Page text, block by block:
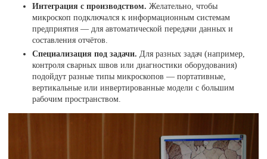
Интеграция с производством. Желательно, чтобы
микроскоп подключался к информационным системам
предприятия — для автоматической передачи данных и
составления отчётов.
Специализация под задачи. Для разных задач (например,
контроля сварных швов или диагностики оборудования)
подойдут разные типы микроскопов — портативные,
вертикальные или инвертированные модели с большим
рабочим пространством.